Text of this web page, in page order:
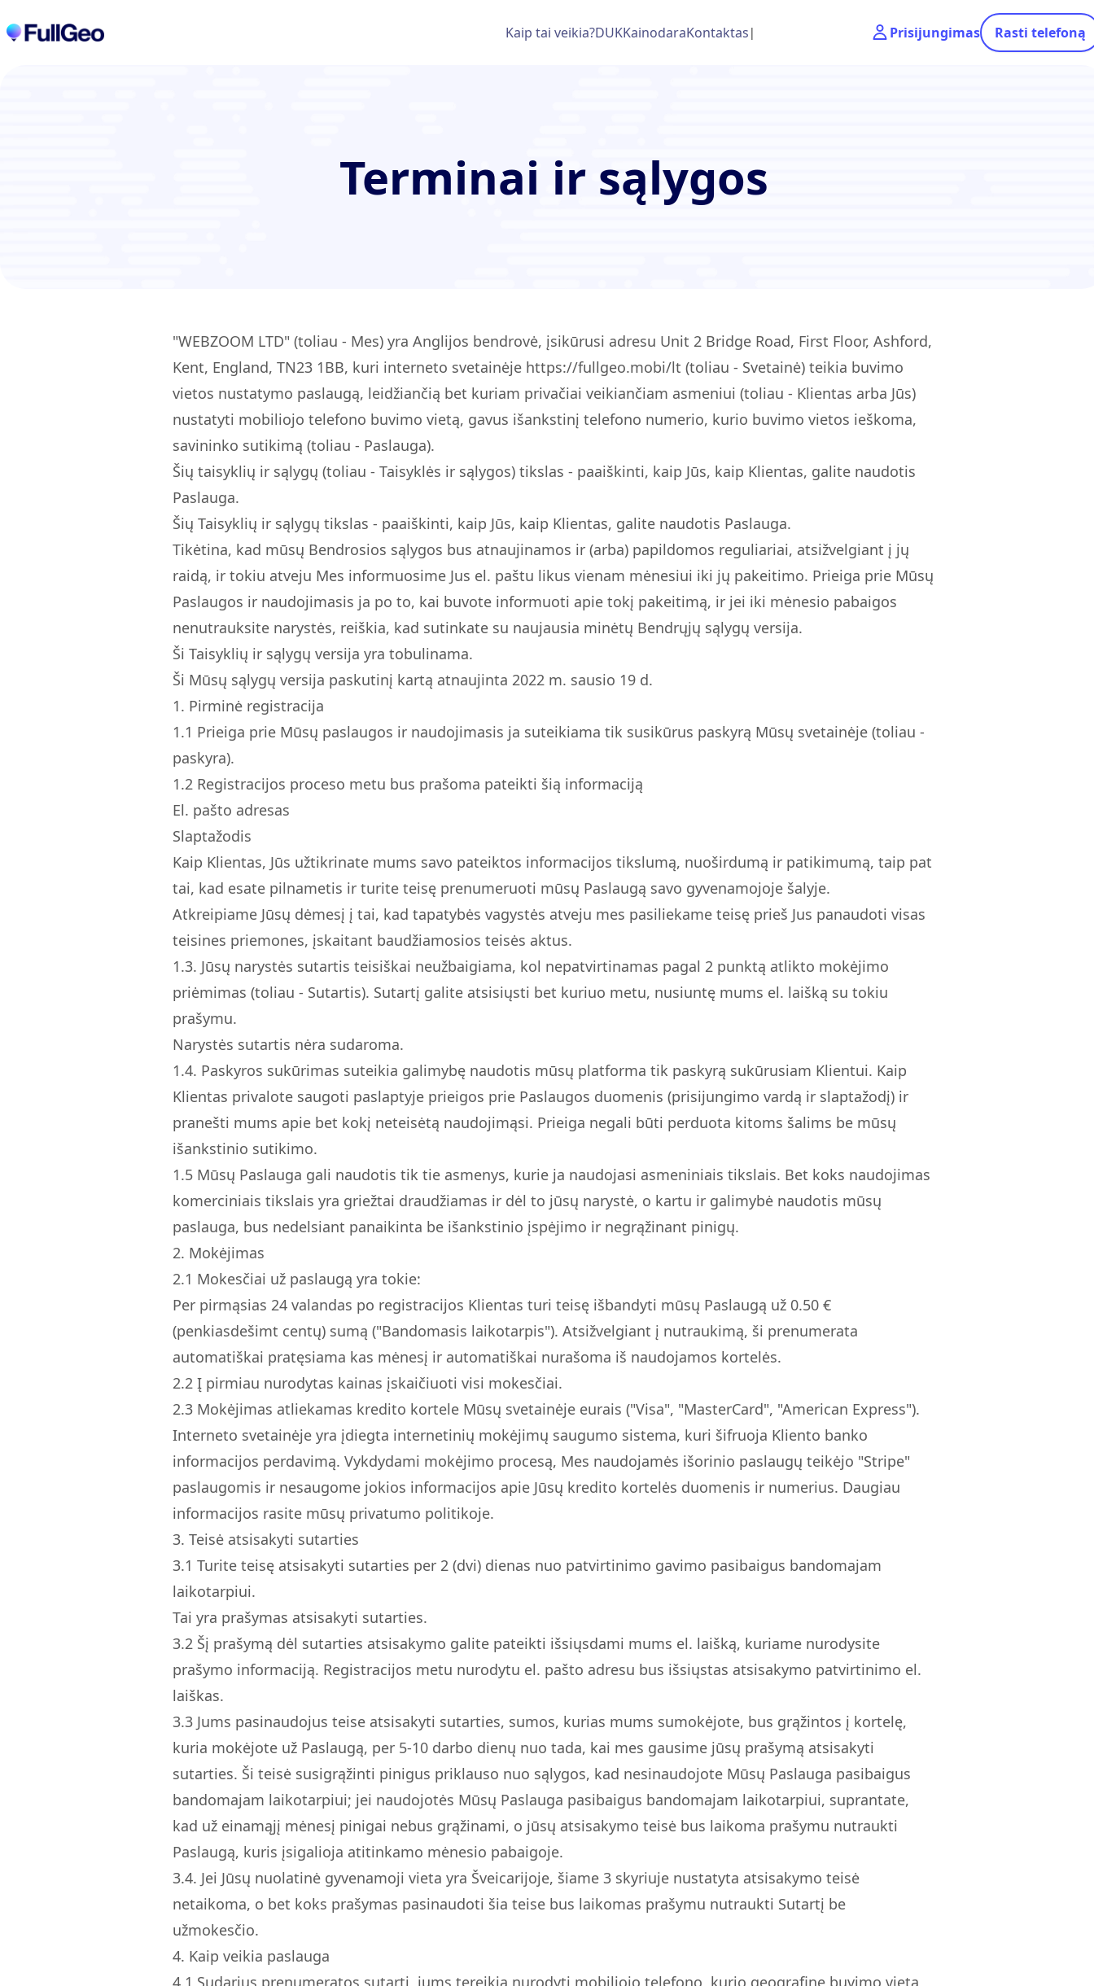
Kaip tai veikia?DUKKainodaraKontaktas Prisijungimas Rasti telefoną
Terminai ir sąlygos
"WEBZOOM LTD" (toliau - Mes) yra Anglijos bendrovė, įsikūrusi adresu Unit 2 Bridge Road, First Floor, Ashford,
Kent, England, TN23 1BB, kuri interneto svetainėje https://fullgeo.mobi/lt (toliau - Svetainė) teikia buvimo
vietos nustatymo paslaugą, leidžiančią bet kuriam privačiai veikiančiam asmeniui (toliau - Klientas arba Jūs)
nustatyti mobiliojo telefono buvimo vietą, gavus išankstinį telefono numerio, kurio buvimo vietos ieškoma,
savininko sutikimą (toliau - Paslauga).
Šių taisyklių ir sąlygų (toliau - Taisyklės ir sąlygos) tikslas - paaiškinti, kaip Jūs, kaip Klientas, galite naudotis
Paslauga.
Šių Taisyklių ir sąlygų tikslas - paaiškinti, kaip Jūs, kaip Klientas, galite naudotis Paslauga.
Tikėtina, kad mūsų Bendrosios sąlygos bus atnaujinamos ir (arba) papildomos reguliariai, atsižvelgiant į jų
raidą, ir tokiu atveju Mes informuosime Jus el. paštu likus vienam mėnesiui iki jų pakeitimo. Prieiga prie Mūsų
Paslaugos ir naudojimasis ja po to, kai buvote informuoti apie tokį pakeitimą, ir jei iki mėnesio pabaigos
nenutrauksite narystės, reiškia, kad sutinkate su naujausia minėtų Bendrųjų sąlygų versija.
Ši Taisyklių ir sąlygų versija yra tobulinama.
Ši Mūsų sąlygų versija paskutinį kartą atnaujinta 2022 m. sausio 19 d.
1. Pirminė registracija
1.1 Prieiga prie Mūsų paslaugos ir naudojimasis ja suteikiama tik susikūrus paskyrą Mūsų svetainėje (toliau -
paskyra).
1.2 Registracijos proceso metu bus prašoma pateikti šią informaciją
El. pašto adresas
Slaptažodis
Kaip Klientas, Jūs užtikrinate mums savo pateiktos informacijos tikslumą, nuoširdumą ir patikimumą, taip pat
tai, kad esate pilnametis ir turite teisę prenumeruoti mūsų Paslaugą savo gyvenamojoje šalyje.
Atkreipiame Jūsų dėmesį į tai, kad tapatybės vagystės atveju mes pasiliekame teisę prieš Jus panaudoti visas
teisines priemones, įskaitant baudžiamosios teisės aktus.
1.3. Jūsų narystės sutartis teisiškai neužbaigiama, kol nepatvirtinamas pagal 2 punktą atlikto mokėjimo
priėmimas (toliau - Sutartis). Sutartį galite atsisiųsti bet kuriuo metu, nusiuntę mums el. laišką su tokiu
prašymu.
Narystės sutartis nėra sudaroma.
1.4. Paskyros sukūrimas suteikia galimybę naudotis mūsų platforma tik paskyrą sukūrusiam Klientui. Kaip
Klientas privalote saugoti paslaptyje prieigos prie Paslaugos duomenis (prisijungimo vardą ir slaptažodį) ir
pranešti mums apie bet kokį neteisėtą naudojimąsi. Prieiga negali būti perduota kitoms šalims be mūsų
išankstinio sutikimo.
1.5 Mūsų Paslauga gali naudotis tik tie asmenys, kurie ja naudojasi asmeniniais tikslais. Bet koks naudojimas
komerciniais tikslais yra griežtai draudžiamas ir dėl to jūsų narystė, o kartu ir galimybė naudotis mūsų
paslauga, bus nedelsiant panaikinta be išankstinio įspėjimo ir negrąžinant pinigų.
2. Mokėjimas
2.1 Mokesčiai už paslaugą yra tokie:
Per pirmąsias 24 valandas po registracijos Klientas turi teisę išbandyti mūsų Paslaugą už 0.50 €
(penkiasdešimt centų) sumą ("Bandomasis laikotarpis"). Atsižvelgiant į nutraukimą, ši prenumerata
automatiškai pratęsiama kas mėnesį ir automatiškai nurašoma iš naudojamos kortelės.
2.2 Į pirmiau nurodytas kainas įskaičiuoti visi mokesčiai.
2.3 Mokėjimas atliekamas kredito kortele Mūsų svetainėje eurais ("Visa", "MasterCard", "American Express").
Interneto svetainėje yra įdiegta internetinių mokėjimų saugumo sistema, kuri šifruoja Kliento banko
informacijos perdavimą. Vykdydami mokėjimo procesą, Mes naudojamės išorinio paslaugų teikėjo "Stripe"
paslaugomis ir nesaugome jokios informacijos apie Jūsų kredito kortelės duomenis ir numerius. Daugiau
informacijos rasite mūsų privatumo politikoje.
3. Teisė atsisakyti sutarties
3.1 Turite teisę atsisakyti sutarties per 2 (dvi) dienas nuo patvirtinimo gavimo pasibaigus bandomajam
laikotarpiui.
Tai yra prašymas atsisakyti sutarties.
3.2 Šį prašymą dėl sutarties atsisakymo galite pateikti išsiųsdami mums el. laišką, kuriame nurodysite
prašymo informaciją. Registracijos metu nurodytu el. pašto adresu bus išsiųstas atsisakymo patvirtinimo el.
laiškas.
3.3 Jums pasinaudojus teise atsisakyti sutarties, sumos, kurias mums sumokėjote, bus grąžintos į kortelę,
kuria mokėjote už Paslaugą, per 5-10 darbo dienų nuo tada, kai mes gausime jūsų prašymą atsisakyti
sutarties. Ši teisė susigrąžinti pinigus priklauso nuo sąlygos, kad nesinaudojote Mūsų Paslauga pasibaigus
bandomajam laikotarpiui; jei naudojotės Mūsų Paslauga pasibaigus bandomajam laikotarpiui, suprantate,
kad už einamąjį mėnesį pinigai nebus grąžinami, o jūsų atsisakymo teisė bus laikoma prašymu nutraukti
Paslaugą, kuris įsigalioja atitinkamo mėnesio pabaigoje.
3.4. Jei Jūsų nuolatinė gyvenamoji vieta yra Šveicarijoje, šiame 3 skyriuje nustatyta atsisakymo teisė
netaikoma, o bet koks prašymas pasinaudoti šia teise bus laikomas prašymu nutraukti Sutartį be
užmokesčio.
4. Kaip veikia paslauga
4.1 Sudarius prenumeratos sutartį, jums tereikia nurodyti mobiliojo telefono, kurio geografinę buvimo vietą